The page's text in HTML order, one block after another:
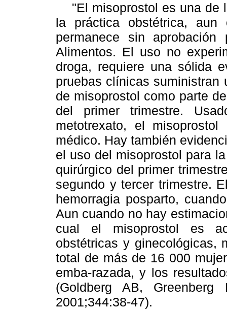
"El misoprostol es una de
la práctica obstétrica,
permanece sin
Alimentos. El uso no
droga, requiere una sólida
pruebas clínicas suministran
de misoprostol como parte
del primer trimestre.
metotrexato, el
médico. Hay también
el uso del misoprostol para
quirúrgico del primer
segundo y tercer trimestre.
hemorragia posparto,
Aun cuando no hay
cual el misoprostol es
obstétricas y ginecológicas,
total de más de 16 000
emba-razada, y los
(Goldberg AB,
2001;344:38-47).